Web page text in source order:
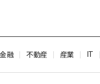
金融 不動産 産業 IT